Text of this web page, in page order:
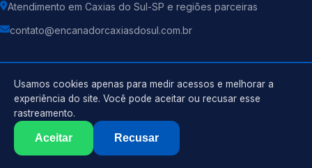
Atendimento em Caxias do Sul-SP e regiões parceiras
contato@encanadorcaxiasdosul.com.br
2026 Encanador . Todos os direitos reservados.
Política de Privacidade
Termos de Uso
Usamos cookies apenas para medir acessos e melhorar a
experiência do site. Você pode aceitar ou recusar esse
rastreamento.
Aceitar Recusar